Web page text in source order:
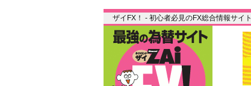
ザイFX！ - 初心者必見のFX総合情報サイト